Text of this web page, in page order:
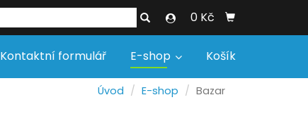
0 Kč
Kontaktní formulář E-shop Košík
Úvod E-shop Bazar